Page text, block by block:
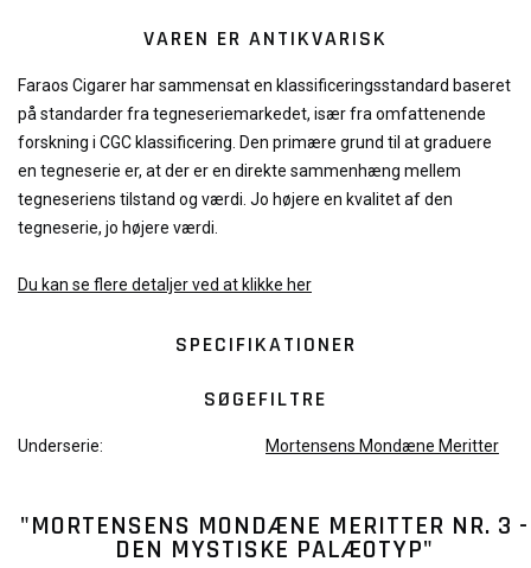
VAREN ER ANTIKVARISK
Faraos Cigarer har sammensat en klassificeringsstandard baseret
på standarder fra tegneseriemarkedet, især fra omfattenende
forskning i CGC klassificering. Den primære grund til at graduere
en tegneserie er, at der er en direkte sammenhæng mellem
tegneseriens tilstand og værdi. Jo højere en kvalitet af den
tegneserie, jo højere værdi.
Du kan se flere detaljer ved at klikke her
SPECIFIKATIONER
SØGEFILTRE
Underserie: Mortensens Mondæne Meritter
"MORTENSENS MONDÆNE MERITTER NR. 3 -
DEN MYSTISKE PALÆOTYP"